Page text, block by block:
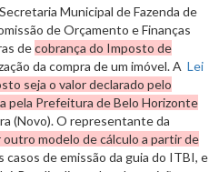
Municipal de Fazenda de
de Orçamento e Finanças
decobrança do Imposto de
da compra de um imóvel. A Lei
seja o valor declarado pelo
pela Prefeitura de Belo Horizonte
(Novo). O representante da
outro modelo de cálculo a partir de
de emissão da guia do ITBI, e